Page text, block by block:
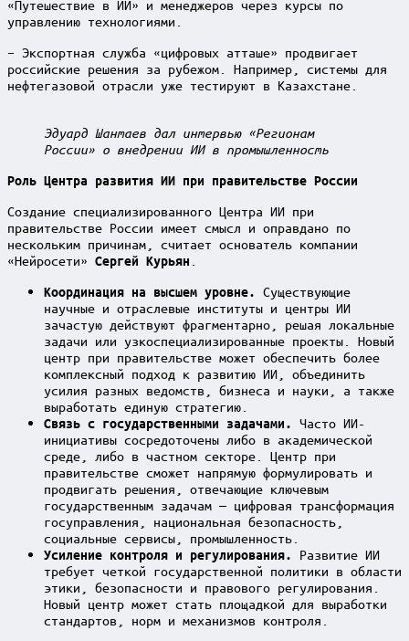
«Путешествие в ИИ» и менеджеров через курсы по
управлению технологиями.
– Экспортная служба «цифровых атташе» продвигает
российские решения за рубежом. Например, системы для
нефтегазовой отрасли уже тестируют в Казахстане.
Эдуард Шантаев дал интервью «Регионам
России» о внедрении ИИ в промышленность
Роль Центра развития ИИ при правительстве России
Создание специализированного Центра ИИ при
правительстве России имеет смысл и оправдано по
нескольким причинам, считает основатель компании
«Нейросети» Сергей Курьян
Координация на высшем уровне. Существующие
научные и отраслевые институты и центры ИИ
зачастую действуют фрагментарно, решая локальные
задачи или узкоспециализированные проекты. Новый
центр при правительстве может обеспечить более
комплексный подход к развитию ИИ, объединить
усилия разных ведомств, бизнеса и науки, а также
выработать единую стратегию.
Связь с государственными задачами. Часто ИИ-
инициативы сосредоточены либо в академической
среде, либо в частном секторе. Центр при
правительстве сможет напрямую формулировать и
продвигать решения, отвечающие ключевым
государственным задачам — цифровая трансформация
госуправления, национальная безопасность,
социальные сервисы, промышленность.
Усиление контроля и регулирования.
Развитие ИИ
требует четкой государственной политики в области
этики, безопасности и правового регулирования.
Новый центр может стать площадкой для выработки
стандартов, норм и механизмов контроля.